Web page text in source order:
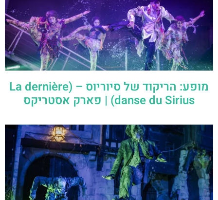
מופע: הריקוד של סיוריוס – (La dernière
danse du Sirius) | פארק אסטריקס